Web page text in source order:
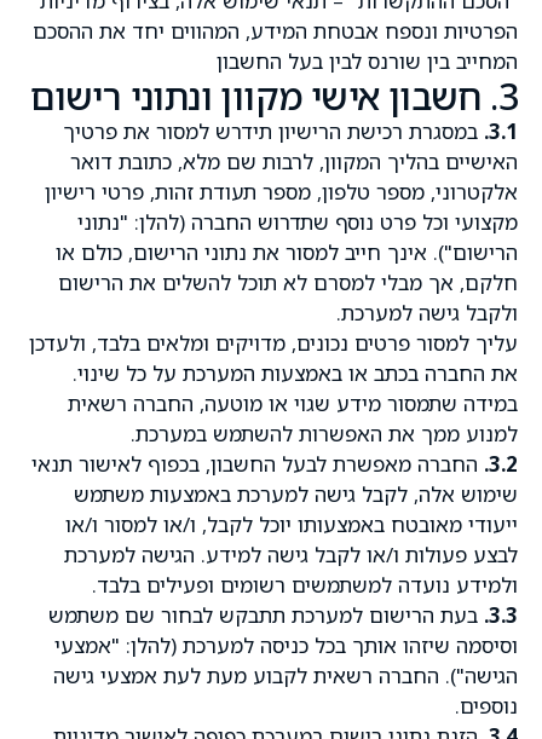
הפרטיות ונספח אבטחת המידע, המהווים יחד את ההסכם
המחייב בין שורנס לבין בעל החשבון
3. חשבון אישי מקוון ונתוני רישום
3.1. במסגרת רכישת הרישיון תידרש למסור את פרטיך
האישיים בהליך המקוון, לרבות שם מלא, כתובת דואר
אלקטרוני, מספר טלפון, מספר תעודת זהות, פרטי רישיון
מקצועי וכל פרט נוסף שתדרוש החברה (להלן: "נתוני
הרישום"). אינך חייב למסור את נתוני הרישום, כולם או
חלקם, אך מבלי למסרם לא תוכל להשלים את הרישום
ולקבל גישה למערכת.
עליך למסור פרטים נכונים, מדויקים ומלאים בלבד, ולעדכן
את החברה בכתב או באמצעות המערכת על כל שינוי.
במידה שתמסור מידע שגוי או מוטעה, החברה רשאית
למנוע ממך את האפשרות להשתמש במערכת.
3.2. החברה מאפשרת לבעל החשבון, בכפוף לאישור תנאי
שימוש אלה, לקבל גישה למערכת באמצעות משתמש
ייעודי מאובטח באמצעותו יוכל לקבל, ו/או למסור ו/או
לבצע פעולות ו/או לקבל גישה למידע. הגישה למערכת
ולמידע נועדה למשתמשים רשומים ופעילים בלבד.
3.3. בעת הרישום למערכת תתבקש לבחור שם משתמש
וסיסמה שיזהו אותך בכל כניסה למערכת (להלן: "אמצעי
הגישה"). החברה רשאית לקבוע מעת לעת אמצעי גישה
נוספים.